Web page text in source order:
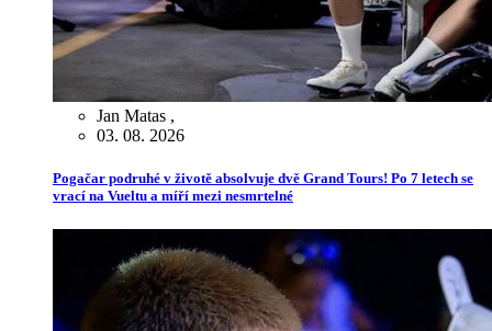
Jan Matas ,
03. 08. 2026
Pogačar podruhé v životě absolvuje dvě Grand Tours! Po 7 letech se
vrací na Vueltu a míří mezi nesmrtelné